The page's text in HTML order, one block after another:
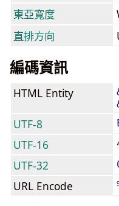
東亞寬度
直排方向
編碼資訊
HTML Entity
UTF-8
UTF-16
UTF-32
URL Encode